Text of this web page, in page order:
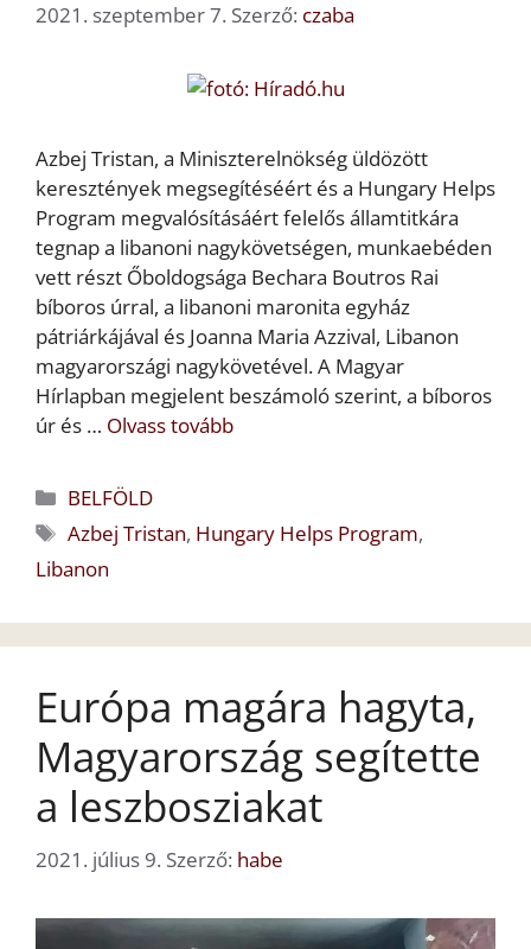
2021. szeptember 7. Szerző: czaba
Azbej Tristan, a Miniszterelnökség üldözött
keresztények megsegítéséért és a Hungary Helps
Program megvalósításáért felelős államtitkára
tegnap a libanoni nagykövetségen, munkaebéden
vett részt Őboldogsága Bechara Boutros Rai
bíboros úrral, a libanoni maronita egyház
pátriárkájával és Joanna Maria Azzival, Libanon
magyarországi nagykövetével. A Magyar
Hírlapban megjelent beszámoló szerint, a bíboros
úr és … Olvass tovább
Kategória
BELFÖLD
Címkék
Azbej Tristan, Hungary Helps Program,
Libanon
Európa magára hagyta,
Magyarország segítette
a leszbosziakat
2021. július 9. Szerző: habe